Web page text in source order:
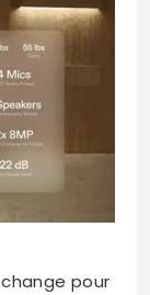
pour